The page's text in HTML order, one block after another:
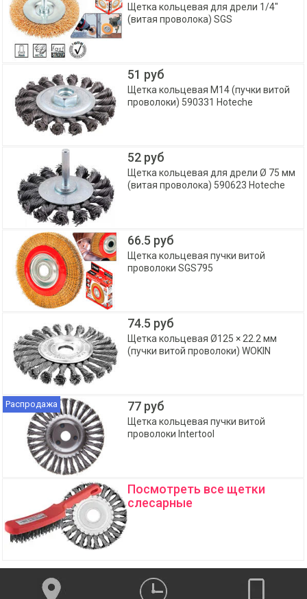
Щетка кольцевая для дрели 1/4"
(витая проволока) SGS
51 руб
Щетка кольцевая M14 (пучки витой
проволоки) 590331 Hoteche
52 руб
Щетка кольцевая для дрели Ø 75 мм
(витая проволока) 590623 Hoteche
66.5 руб
Щетка кольцевая пучки витой
проволоки SGS795
74.5 руб
Щетка кольцевая Ø125 × 22.2 мм
(пучки витой проволоки) WOKIN
Распродажа 77 руб
Щетка кольцевая пучки витой
проволоки Intertool
Посмотреть все щетки
слесарные